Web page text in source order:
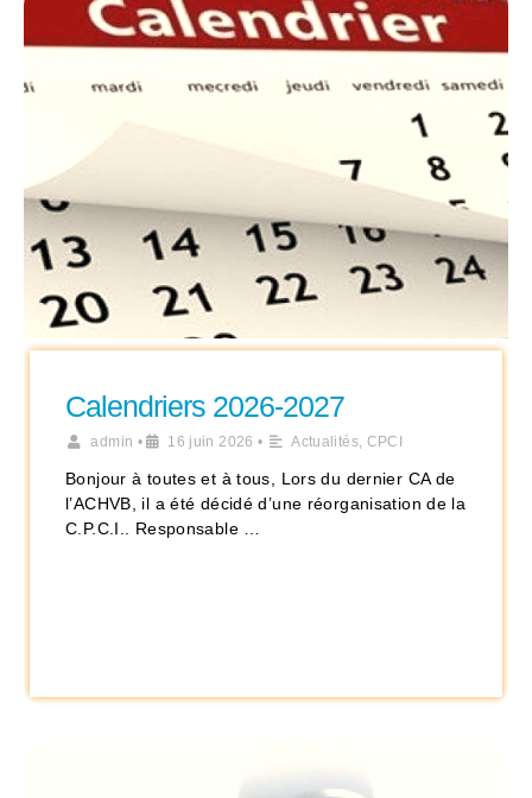
Calendriers 2026-2027
admin • 16 juin 2026 • Actualités, CPCI
Bonjour à toutes et à tous, Lors du dernier CA de
l’ACHVB, il a été décidé d’une réorganisation de la
C.P.C.I.. Responsable …